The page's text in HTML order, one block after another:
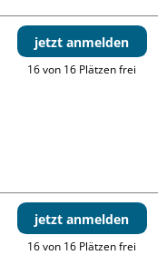
jetzt anmelden
16 von 16 Plätzen frei
jetzt anmelden
16 von 16 Plätzen frei